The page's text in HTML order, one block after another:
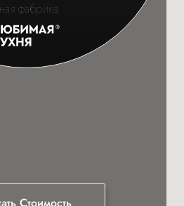
фабрика